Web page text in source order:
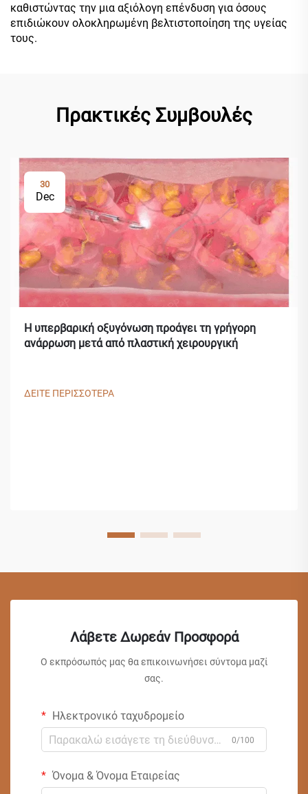
καθιστώντας την μια αξιόλογη επένδυση για όσους
επιδιώκουν ολοκληρωμένη βελτιστοποίηση της υγείας
τους.
Πρακτικές Συμβουλές
30
Dec
Η υπερβαρική οξυγόνωση προάγει τη γρήγορη
ανάρρωση μετά από πλαστική χειρουργική
ΔΕΙΤΕ ΠΕΡΙΣΣΟΤΕΡΑ
Λάβετε Δωρεάν Προσφορά
Ο εκπρόσωπός μας θα επικοινωνήσει σύντομα μαζί
σας.
Ηλεκτρονικό ταχυδρομείο
0/100
Όνομα & Όνομα Εταιρείας